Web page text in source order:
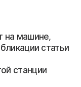
на машине,
статьи
станции